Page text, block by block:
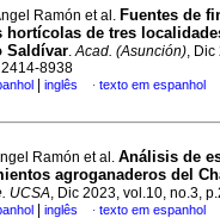
Ramón et al. Fuentes de
hortícolas de tres
Saldívar.Acad. (Asunción), Dic
8938
inglês · texto em espanhol
Ramón et al. Análisis de
agroganaderos del
UCSA, Dic 2023, vol.10, no.3,
inglês · texto em espanhol